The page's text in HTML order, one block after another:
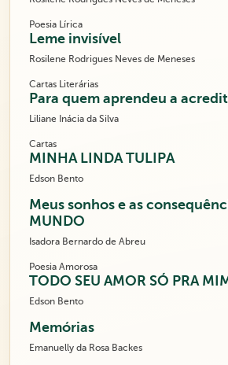
Poesia Lírica
Leme invisível
Rosilene Rodrigues Neves de Meneses
Cartas Literárias
Para quem aprendeu a
Liliane Inácia da Silva
Cartas
MINHA LINDA TULIPA
Edson Bento
Meus sonhos e as
MUNDO
Isadora Bernardo de Abreu
Poesia Amorosa
TODO SEU AMOR SÓ PRA
Edson Bento
Memórias
Emanuelly da Rosa Backes